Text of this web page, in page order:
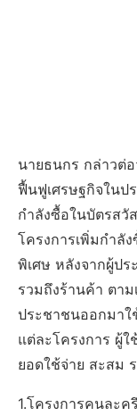
นายธนกร กล่าวต่
ฟื้นฟูเศรษฐกิจในป
กำลังซื้อในบัตรสวั
โครงการเพิ่มกำลั
พิเศษ หลังจากผู้ปร
รวมถึงร้านค้า ตาม
ประชาชนออกมาใ
แต่ละโครงการ ผู้
ยอดใช้จ่าย สะสม
1.โครงการคนละ